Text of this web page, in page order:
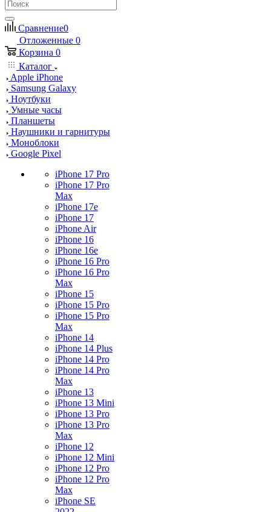
Сравнение0
Отложенные 0
Корзина 0
Каталог
Apple iPhone
Samsung Galaxy
Ноутбуки
Умные часы
Планшеты
Наушники и гарнитуры
Моноблоки
Google Pixel
iPhone 17 Pro
iPhone 17 Pro
Max
iPhone 17e
iPhone 17
iPhone Air
iPhone 16
iPhone 16e
iPhone 16 Pro
iPhone 16 Pro
Max
iPhone 15
iPhone 15 Pro
iPhone 15 Pro
Max
iPhone 14
iPhone 14 Plus
iPhone 14 Pro
iPhone 14 Pro
Max
iPhone 13
iPhone 13 Mini
iPhone 13 Pro
iPhone 13 Pro
Max
iPhone 12
iPhone 12 Mini
iPhone 12 Pro
iPhone 12 Pro
Max
iPhone SE